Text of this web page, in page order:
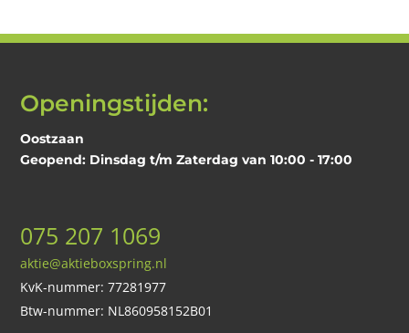
€159,00.
Openingstijden:
Oostzaan
Geopend: Dinsdag t/m Zaterdag van 10:00 - 17:00
075 207 1069
aktie@aktieboxspring.nl
KvK-nummer: 77281977
Btw-nummer: NL860958152B01